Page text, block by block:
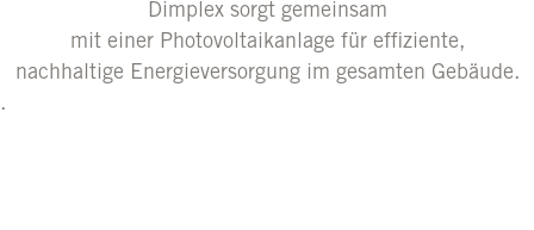
Dimplex sorgt gemeinsam
mit einer Photovoltaikanlage für effiziente,
nachhaltige Energieversorgung im gesamten Gebäude.
.